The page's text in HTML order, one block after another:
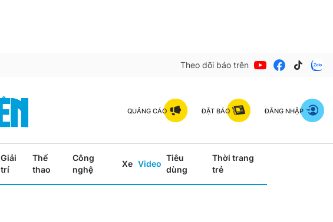
Theo dõi báo trên
QUẢNG CÁO ĐẶT BÁO ĐĂNG NHẬP
Giải
trí
Thể
thao
Công
nghệ
Xe Video
Tiêu
dùng
Thời trang
trẻ